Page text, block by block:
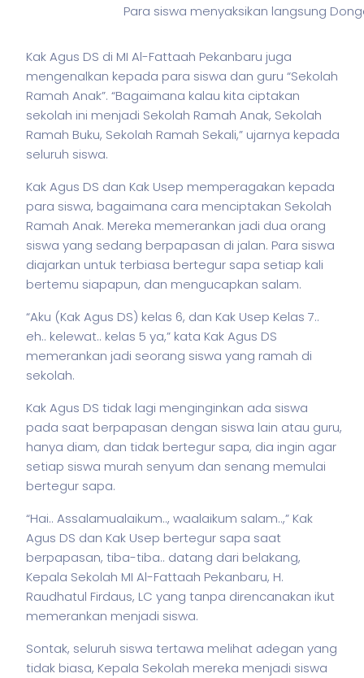
Para siswa menyaksikan langsung
Kak Agus DS di MI Al-Fattaah Pekanbaru juga
mengenalkan kepada para siswa dan guru “Sekolah
Ramah Anak”. “Bagaimana kalau kita ciptakan
sekolah ini menjadi Sekolah Ramah Anak, Sekolah
Ramah Buku, Sekolah Ramah Sekali,” ujarnya kepada
seluruh siswa.
Kak Agus DS dan Kak Usep memperagakan kepada
para siswa, bagaimana cara menciptakan Sekolah
Ramah Anak. Mereka memerankan jadi dua orang
siswa yang sedang berpapasan di jalan. Para siswa
diajarkan untuk terbiasa bertegur sapa setiap kali
bertemu siapapun, dan mengucapkan salam.
“Aku (Kak Agus DS) kelas 6, dan Kak Usep Kelas 7..
eh.. kelewat.. kelas 5 ya,” kata Kak Agus DS
memerankan jadi seorang siswa yang ramah di
sekolah.
Kak Agus DS tidak lagi menginginkan ada siswa
pada saat berpapasan dengan siswa lain atau guru,
hanya diam, dan tidak bertegur sapa, dia ingin agar
setiap siswa murah senyum dan senang memulai
bertegur sapa.
“Hai.. Assalamualaikum.., waalaikum salam..,” Kak
Agus DS dan Kak Usep bertegur sapa saat
berpapasan, tiba-tiba.. datang dari belakang,
Kepala Sekolah MI Al-Fattaah Pekanbaru, H.
Raudhatul Firdaus, LC yang tanpa direncanakan ikut
memerankan menjadi siswa.
Sontak, seluruh siswa tertawa melihat adegan yang
tidak biasa, Kepala Sekolah mereka menjadi siswa